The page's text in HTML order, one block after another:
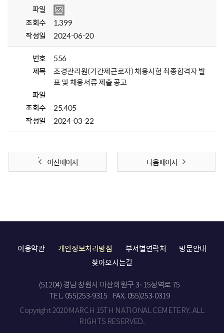
파일
조회수
1,399
작성일
2024-06-20
번호
556
제목
조경관리원(기간제근로자) 채용시험 최종합격자 발
표 및 채용서류 제출 공고
파일
조회수
25,405
작성일
2024-03-22
이전 페이지 다음 페이지
이용약관 개인정보처리방침 부서별연락처
방문안내
찾아오시는길
(51204) 경남 창원시 마산회원구 3·15성역로 75
TEL. 055)253-9315
FAX. 055)253-0319
Copyright 2020 MARCH 15TH NATIONAL CEMETERY. ALL
RIGHTS RESERVED.